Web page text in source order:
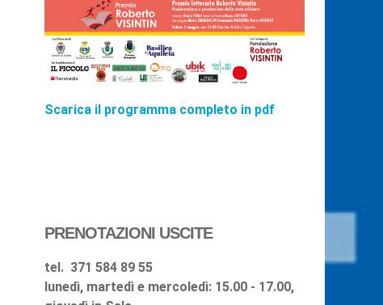
Scarica il programma completo in pdf
PRENOTAZIONI USCITE
tel. 371 584 89 55
lunedì, martedì e mercoledì: 15.00 - 17.00,